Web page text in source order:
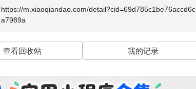
https://m.xiaoqiandao.com/detail?cid=69d785c1be76accd6c
a7989a
查看回收站 我的记录